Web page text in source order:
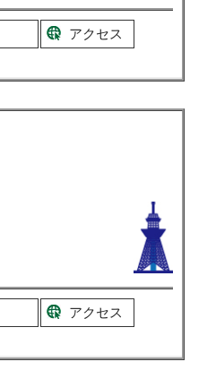
アクセス
アクセス